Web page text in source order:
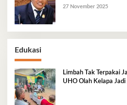
27 November 2025
Edukasi
Limbah Tak Terpakai
UHO Olah Kelapa